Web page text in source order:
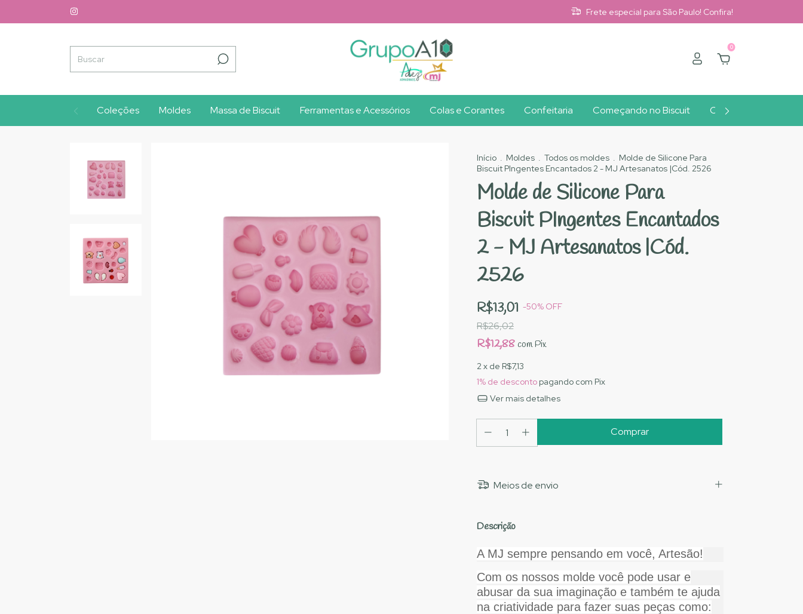
Frete especial para São Paulo! Confira!
0
Coleções Moldes Massa de Biscuit Ferramentas e Acessórios Colas e Corantes Confeitaria Começando no Biscuit Clube A10
Início . Moldes . Todos os moldes . Molde de Silicone Para
Biscuit PIngentes Encantados 2 - MJ Artesanatos |Cód. 2526
Molde de Silicone Para
Biscuit PIngentes Encantados
2 - MJ Artesanatos |Cód.
2526
R$13,01 -50% OFF
R$26,02
R$12,88 com Pix
2 x de R$7,13
1% de desconto pagando com Pix
Ver mais detalhes
Meios de envio
Descrição
A MJ sempre pensando em você, Artesão!
Com os nossos molde você pode usar e
abusar da sua imaginação e também te ajuda
na criatividade para fazer suas peças como: